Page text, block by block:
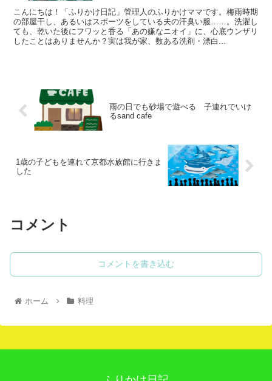
こんにちは！「ふりかけ日記」管理人のふりかけママです。梅雨時期
の部屋干し、あるいはスポーツをしている夫の汗臭い服……。洗濯し
ても、乾いた後にフワッと香る「あの嫌なニオイ」に、心底ウンザリ
したことはありませんか？実は我が家、数ある洗剤・漂白...
雨の日でも砂場で遊べる 子連れでいけ
るsand cafe
1歳の子どもを連れて京都水族館に行きま
した
コメント
コメントを書き込む
ホーム 料理